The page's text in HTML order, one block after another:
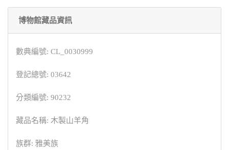
博物館藏品資訊
數典編號: CL_0030999
登記總號: 03642
分類編號: 90232
藏品名稱: 木製山羊角
族群: 雅美族